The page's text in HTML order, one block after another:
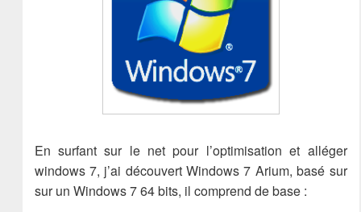
En surfant sur le net pour l’optimisation et alléger
windows 7, j’ai découvert Windows 7 Arium, basé sur
sur un Windows 7 64 bits, il comprend de base :